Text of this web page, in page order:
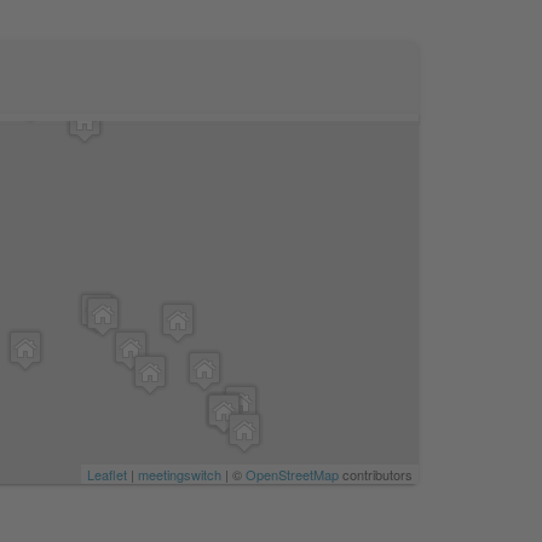
Leaflet | meetingswitch | ©OpenStreetMapcontributors